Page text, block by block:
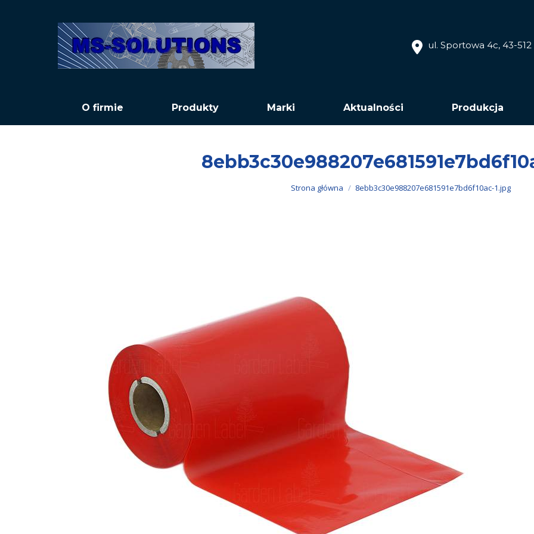
ul. Sportowa 4c, 43-
O firmie Produkty Marki Aktualności Produkcja
Jesteś tutaj:
Strona główna 8ebb3c30e988207e681591e7bd6f10ac-1.jpg